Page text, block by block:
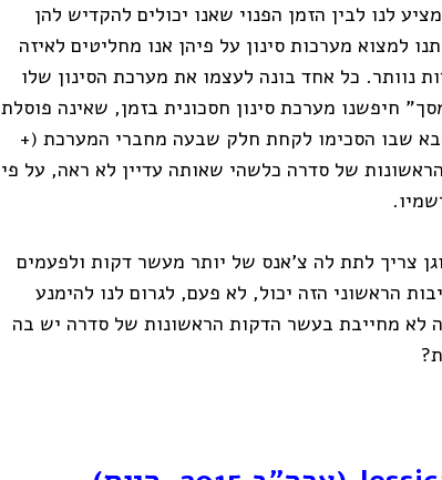
לנו לבין הזמן הפנוי שאנו יכולים להקדיש להן
למצוא מערכות סינון על פיהן אנו מחליטים לאיזה
נוותר. כל אחד בונה לעצמו את מערכת הסינון שלו
חיפשנו מערכת סינון חסכונית בזמן, שאינה פוסלת
שבו הסכימו לקחת חלק שבעה מחברי המערכת (+
של סדרה כלשהי שאותה עדיין לא ראה, על פי
צריך לתת לה צ'אנס של יותר מעשר דקות ולפעמים
הראשוני הזה יכול, לא פעם, לגרום לנו להימנע
לא מחייבת בעשר הדקות הראשונות של סדרה יש בה